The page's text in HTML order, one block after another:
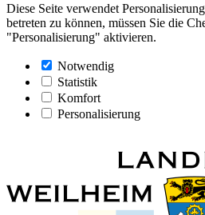
Diese Seite verwendet
betreten zu können, müssen Sie die
"Personalisierung" aktivieren.
Notwendig
Statistik
Komfort
Personalisierung